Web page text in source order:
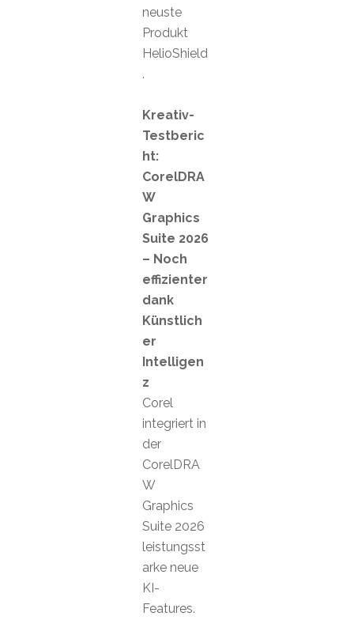
neuste
Produkt
HelioShield
.
Kreativ-
Testberic
ht:
CorelDRA
W
Graphics
Suite 2026
– Noch
effizienter
dank
Künstlich
er
Intelligen
z
Corel
integriert in
der
CorelDRA
W
Graphics
Suite 2026
leistungsst
arke neue
KI-
Features.